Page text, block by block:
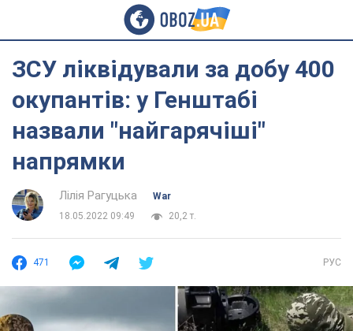
ЗСУ ліквідували за добу 400
окупантів: у Генштабі
назвали "найгарячіші"
напрямки
Лілія Рагуцька
War
18.05.2022 09:49
20,2 т.
471 РУС